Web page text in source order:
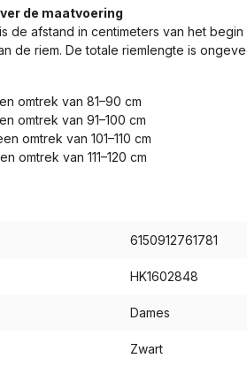
de maatvoering
de afstand in centimeters van het
de riem. De totale riemlengte is
omtrek van 81–90 cm
omtrek van 91–100 cm
omtrek van 101–110 cm
omtrek van 111–120 cm
6150912761781
HK1602848
Dames
Zwart